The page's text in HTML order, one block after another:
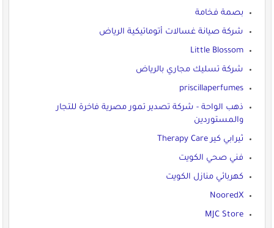
بصمة فخامة
شركة صيانة غسالات أتوماتيكية الرياض
Little Blossom
شركة تسليك مجاري بالرياض
priscillaperfumes
ذهب الواحة - شركة تصدير تمور مصرية فاخرة للتجار
والمستوردين
ثيرابي كير Therapy Care
فني صحي الكويت
كهربائي منازل الكويت
NooredX
MJC Store